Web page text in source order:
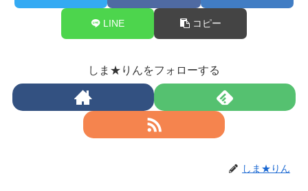
LINE コピー
しま★りんをフォローする
しま★りん